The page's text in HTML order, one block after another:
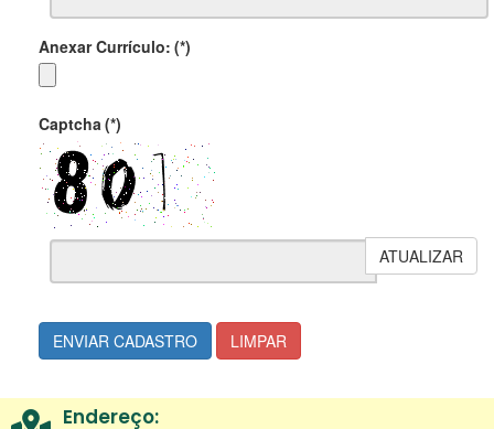
Anexar Currículo: (*)
Captcha (*)
ATUALIZAR
ENVIAR CADASTRO LIMPAR
Endereço: